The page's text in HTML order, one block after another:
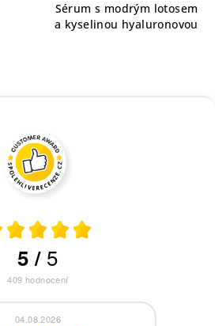
Sérum s modrým lotosem
a kyselinou hyaluronovou
5/ 5
409 hodnocení
04.08.2026